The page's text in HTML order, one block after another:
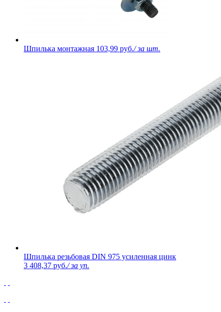
Шпилька монтажная 103,99 руб./ за шт.
Шпилька резьбовая DIN 975 усиленная цинк
3 408,37 руб./ за уп.